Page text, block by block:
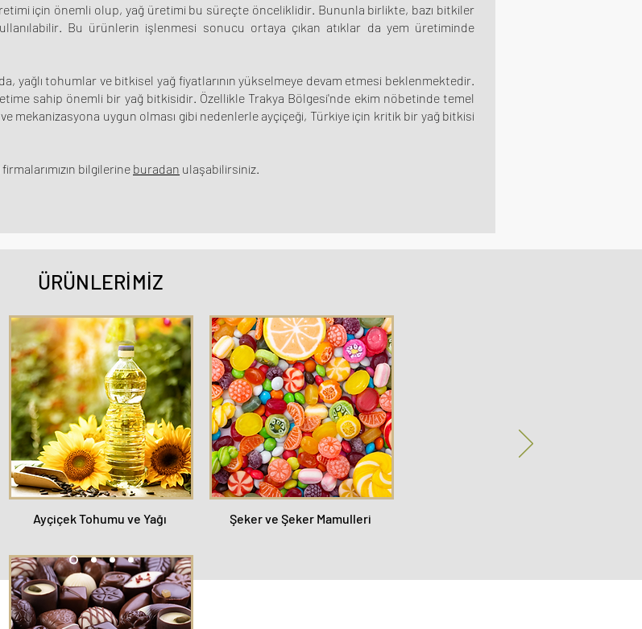
için önemli olup, yağ üretimi bu süreçte önceliklidir. Bununla birlikte, bazı bitkiler
Bu ürünlerin işlenmesi sonucu ortaya çıkan atıklar da yem üretiminde
yağlı tohumlar ve bitkisel yağ fiyatlarının yükselmeye devam etmesi beklenmektedir.
sahip önemli bir yağ bitkisidir. Özellikle Trakya Bölgesi'nde ekim nöbetinde temel
mekanizasyona uygun olması gibi nedenlerle ayçiçeği, Türkiye için kritik bir yağ bitkisi
bilgilerine buradan ulaşabilirsiniz.
ÜRÜNLERİMİZ
Ayçiçek Tohumu ve Yağı Şeker ve Şeker Mamulleri